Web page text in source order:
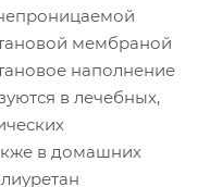
мембраной
наполнение
в лечебных,
в домашних